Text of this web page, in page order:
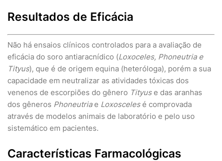
Resultados de Eficácia
Não há ensaios clínicos controlados para a avaliação de
eficácia do soro antiaracnídico (Loxoceles, Phoneutria e
Tityus), que é de origem equina (heteróloga), porém a sua
capacidade em neutralizar as atividades tóxicas dos
venenos de escorpiões do gênero Tityuse das aranhas
dos gêneros Phoneutriae Loxoscelesé comprovada
através de modelos animais de laboratório e pelo uso
sistemático em pacientes.
Características Farmacológicas